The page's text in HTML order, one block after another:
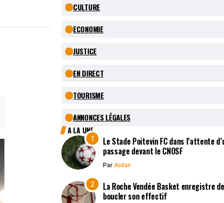
CULTURE
ECONOMIE
JUSTICE
EN DIRECT
TOURISME
ANNONCES LÉGALES
A LA UNE
Le Stade Poitevin FC dans l’attente
passage devant le CNOSF
Par Aidan
La Roche Vendée Basket enregistre
boucler son effectif